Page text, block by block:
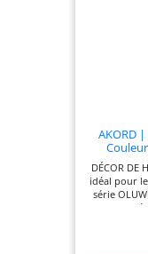
AKORD |
Robuste
DÉCOR DE
idéal pour
série
en